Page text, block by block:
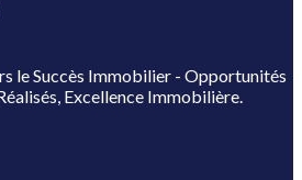
le Succès Immobilier - Opportunités
Excellence Immobilière.